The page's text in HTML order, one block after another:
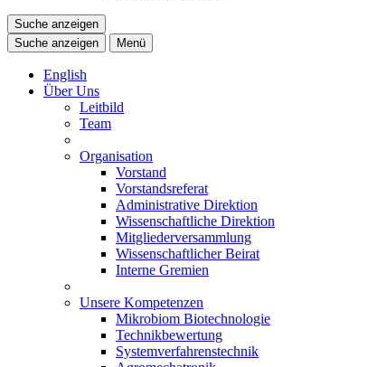
Suche anzeigen
Suche anzeigen
Menü
English
Über Uns
Leitbild
Team
Organisation
Vorstand
Vorstandsreferat
Administrative Direktion
Wissenschaftliche Direktion
Mitgliederversammlung
Wissenschaftlicher Beirat
Interne Gremien
Unsere Kompetenzen
Mikrobiom Biotechnologie
Technikbewertung
Systemverfahrenstechnik